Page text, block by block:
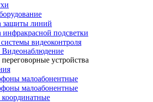
защиты линий
инфракрасной подсветки
видеоконтроля
Видеонаблюдение
устройства
малоабонентные
малоабонентные